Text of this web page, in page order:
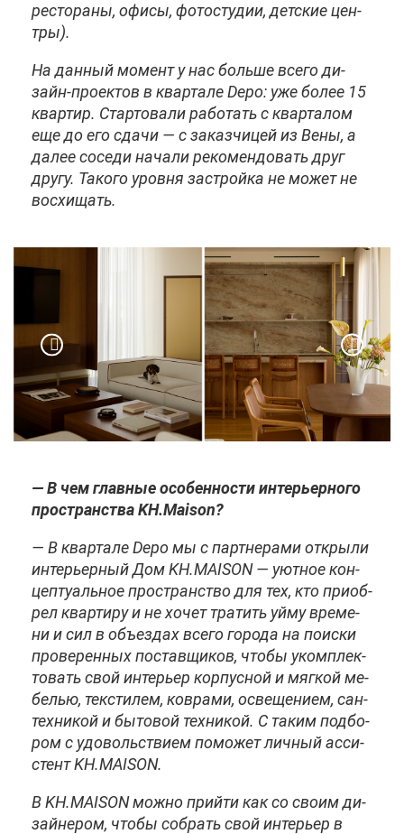
ре­сто­ра­ны, офи­сы, фо­то­сту­дии, дет­ские цен­
тры).
На дан­ный мо­мент у нас боль­ше все­го ди­
зайн-про­ек­тов в квар­та­ле Depo: уже бо­лее 15
квар­тир. Стар­то­ва­ли ра­бо­тать с квар­та­лом
еще до его сда­чи — с за­каз­чи­цей из Ве­ны, а
да­лее со­се­ди на­ча­ли ре­ко­мен­до­вать друг
дру­гу. Та­ко­го уров­ня за­строй­ка не мо­жет не
вос­хи­щать.
— В чем глав­ные осо­бен­но­сти ин­те­рьер­но­го
про­стран­ства KH.​Maison?
— В квар­та­ле Depo мы с парт­не­ра­ми от­кры­ли
ин­те­рьер­ный Дом KH.​MAISON — уют­ное кон­
цеп­ту­аль­ное про­стран­ство для тех, кто при­об­
рел квар­ти­ру и не хо­чет тра­тить уй­му вре­ме­
ни и сил в объ­ез­дах все­го го­ро­да на по­ис­ки
про­ве­рен­ных по­став­щи­ков, что­бы уком­плек­
то­вать свой ин­те­рьер кор­пус­ной и мяг­кой ме­
бе­лью, тек­сти­лем, ков­ра­ми, осве­ще­ни­ем, сан­
тех­ни­кой и бы­то­вой тех­ни­кой. С та­ким под­бо­
ром с удо­воль­стви­ем по­мо­жет лич­ный ас­си­
стент KH.​MAISON.
В KH.​MAISON мож­но прий­ти как со сво­им ди­
зай­не­ром, что­бы со­брать свой ин­те­рьер в